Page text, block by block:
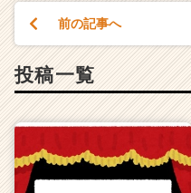
前の記事へ
投稿一覧